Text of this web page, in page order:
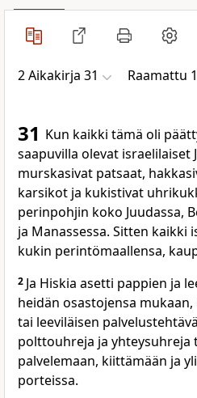
2 Aikakirja 31 Raamattu
31 Kun kaikki tämä oli
saapuvilla olevat israelilaiset
murskasivat patsaat,
karsikot ja kukistivat
perinpohjin koko Juudassa,
ja Manassessa. Sitten kaikki
kukin perintömaallensa,
2 Ja Hiskia asetti pappien ja
heidän osastojensa
tai leeviläisen
polttouhreja ja yhteysuhreja
palvelemaan, kiittämään ja
porteissa.